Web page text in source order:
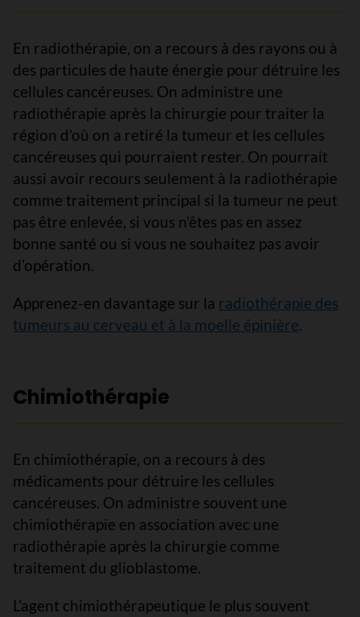
En radiothérapie, on a recours à des rayons ou à
des particules de haute énergie pour détruire les
cellules cancéreuses. On administre une
radiothérapie après la chirurgie pour traiter la
région d’où on a retiré la tumeur et les cellules
cancéreuses qui pourraient rester. On pourrait
aussi avoir recours seulement à la radiothérapie
comme traitement principal si la tumeur ne peut
pas être enlevée, si vous n’êtes pas en assez
bonne santé ou si vous ne souhaitez pas avoir
d’opération.
Apprenez-en davantage sur la radiothérapie des
tumeurs au cerveau et à la moelle épinière.
Chimiothérapie
En chimiothérapie, on a recours à des
médicaments pour détruire les cellules
cancéreuses. On administre souvent une
chimiothérapie en association avec une
radiothérapie après la chirurgie comme
traitement du glioblastome.
L’agent chimiothérapeutique le plus souvent